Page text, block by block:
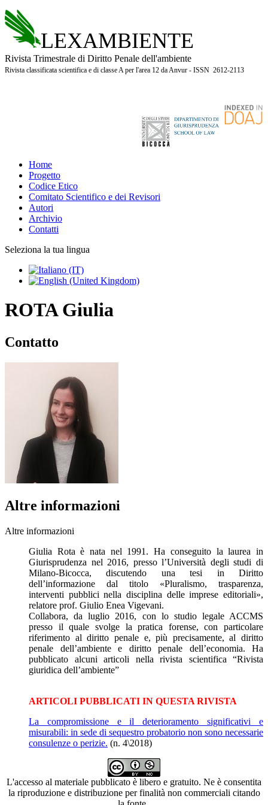
LEXAMBIENTE
Rivista Trimestrale di Diritto Penale dell'ambiente
Rivista classificata scientifica e di classe A per l'area 12 da Anvur - ISSN 2612-2113
Home
Progetto
Codice Etico
Comitato Scientifico e dei Revisori
Autori
Archivio
Contatti
Seleziona la tua lingua
ROTA Giulia
Contatto
Altre informazioni
Altre informazioni
Giulia Rota è nata nel 1991. Ha conseguito la laurea in
Giurisprudenza nel 2016, presso l’Università degli studi di
Milano-Bicocca, discutendo una tesi in Diritto
dell’informazione dal titolo «Pluralismo, trasparenza,
interventi pubblici nella disciplina delle imprese editoriali»,
relatore prof. Giulio Enea Vigevani.
Collabora, da luglio 2016, con lo studio legale ACCMS
presso il quale svolge la pratica forense, con particolare
riferimento al diritto penale e, più precisamente, al diritto
penale dell’ambiente e diritto penale dell’economia. Ha
pubblicato alcuni articoli nella rivista scientifica “Rivista
giuridica dell’ambiente”
ARTICOLI PUBBLICATI IN QUESTA RIVISTA
La compromissione e il deterioramento significativi e
misurabili: in sede di sequestro probatorio non sono necessarie
consulenze o perizie. (n. 4\2018)
L'accesso al materiale pubblicato è libero e gratuito. Ne è consentita
la riproduzione e distribuzione per finalità non commerciali citando